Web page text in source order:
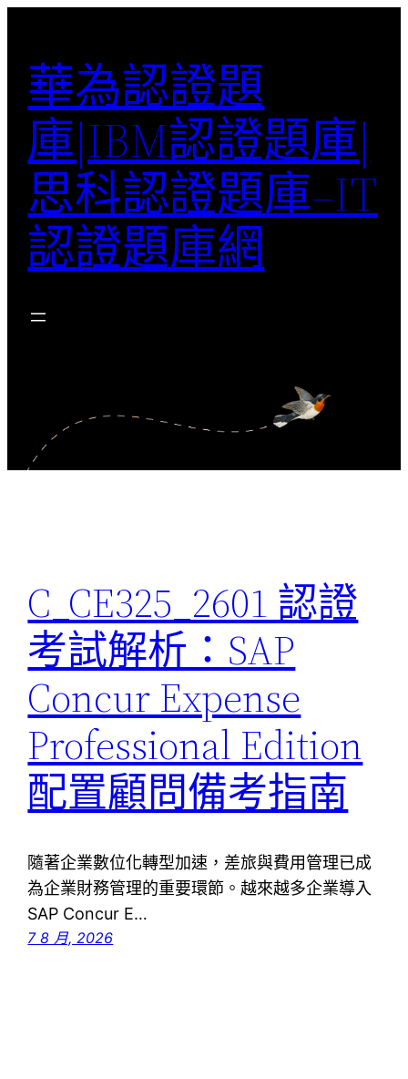
華為認證題
庫|IBM認證題庫|
思科認證題庫–IT
認證題庫網
C_CE325_2601 認證
考試解析：SAP
Concur Expense
Professional Edition
配置顧問備考指南
隨著企業數位化轉型加速，差旅與費用管理已成
為企業財務管理的重要環節。越來越多企業導入
SAP Concur E…
7 8 月, 2026